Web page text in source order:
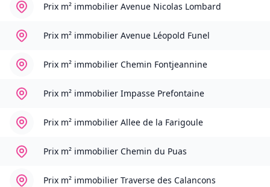
Prix m² immobilier Avenue Nicolas Lombard
Prix m² immobilier Avenue Léopold Funel
Prix m² immobilier Chemin Fontjeannine
Prix m² immobilier Impasse Prefontaine
Prix m² immobilier Allee de la Farigoule
Prix m² immobilier Chemin du Puas
Prix m² immobilier Traverse des Calancons